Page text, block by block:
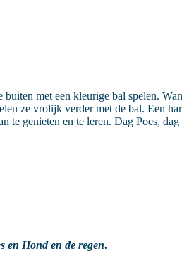
met een kleurige bal spelen.
ze vrolijk verder met de bal. Een
te genieten en te leren. Dag Poes,
en Hond en de regen.